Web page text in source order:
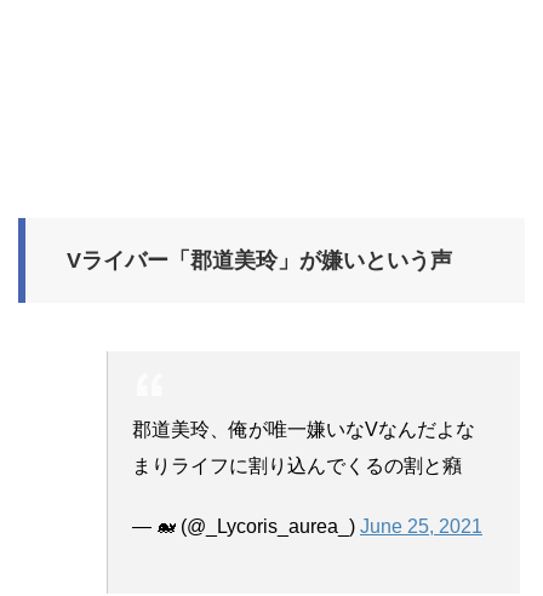
Vライバー「郡道美玲」が嫌いという声
郡道美玲、俺が唯一嫌いなVなんだよな
まりライフに割り込んでくるの割と癪
— 🐋 (@_Lycoris_aurea_) June 25, 2021